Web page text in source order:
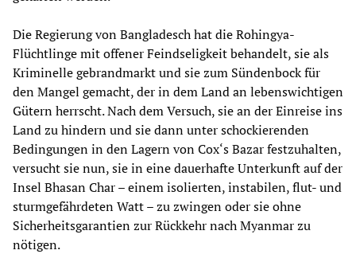
Die Regierung von Bangladesch hat die Rohingya-
Flüchtlinge mit offener Feindseligkeit behandelt, sie als
Kriminelle gebrandmarkt und sie zum Sündenbock für
den Mangel gemacht, der in dem Land an lebenswichtigen
Gütern herrscht. Nach dem Versuch, sie an der Einreise ins
Land zu hindern und sie dann unter schockierenden
Bedingungen in den Lagern von Cox‘s Bazar festzuhalten,
versucht sie nun, sie in eine dauerhafte Unterkunft auf der
Insel Bhasan Char – einem isolierten, instabilen, flut- und
sturmgefährdeten Watt – zu zwingen oder sie ohne
Sicherheitsgarantien zur Rückkehr nach Myanmar zu
nötigen.